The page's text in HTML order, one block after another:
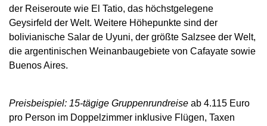
der Reiseroute wie El Tatio, das höchstgelegene
Geysirfeld der Welt. Weitere Höhepunkte sind der
bolivianische Salar de Uyuni, der größte Salzsee der Welt,
die argentinischen Weinanbaugebiete von Cafayate sowie
Buenos Aires.
Preisbeispiel: 15-tägige Gruppenrundreise ab 4.115 Euro
pro Person im Doppelzimmer inklusive Flügen, Taxen